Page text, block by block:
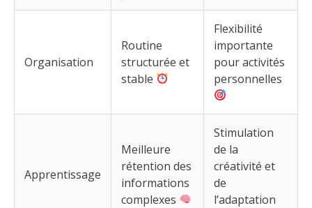
Organisation
Routine
structurée et
stable
Flexibilité
importante
pour activités
personnelles
Apprentissage
Meilleure
rétention des
informations
complexes
Stimulation
de la
créativité et
de
l’adaptation